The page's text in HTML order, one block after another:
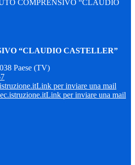
COMPRENSIVO “CLAUDIO
“CLAUDIO CASTELLER”
Paese (TV)
Link per inviare una mail
Link per inviare una mail